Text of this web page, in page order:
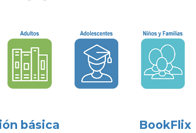
básica BookFlix